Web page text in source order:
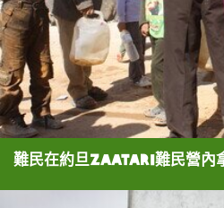
難民在約旦Zaatari難民營內